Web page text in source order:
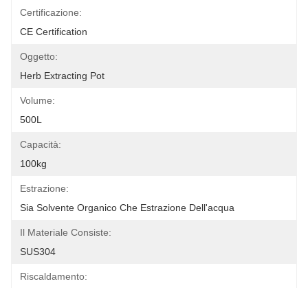
Certificazione:
CE Certification
Oggetto:
Herb Extracting Pot
Volume:
500L
Capacità:
100kg
Estrazione:
Sia Solvente Organico Che Estrazione Dell'acqua
Il Materiale Consiste:
SUS304
Riscaldamento: